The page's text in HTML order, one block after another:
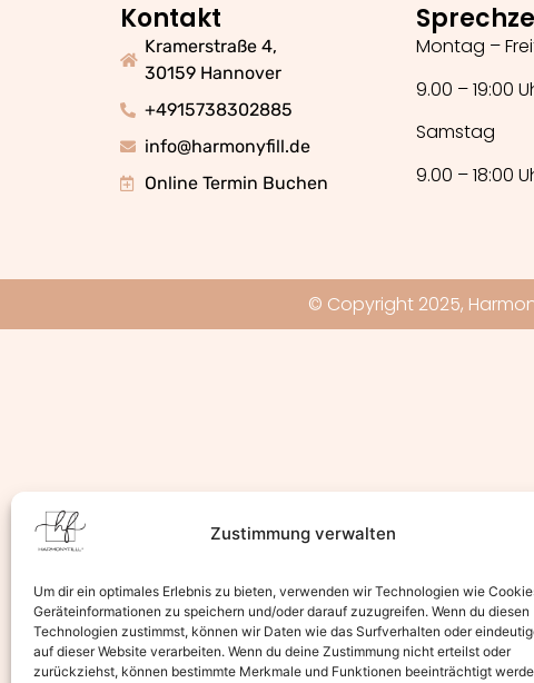
Zustimmung verwalten
Um dir ein optimales Erlebnis zu bieten, verwenden wir Technologien wie
Geräteinformationen zu speichern und/oder darauf zuzugreifen. Wenn du diesen
Technologien zustimmst, können wir Daten wie das Surfverhalten oder
auf dieser Website verarbeiten. Wenn du deine Zustimmung nicht erteilst oder
zurückziehst, können bestimmte Merkmale und Funktionen beeinträchtigt
Kontakt
Kramerstraße 4,
30159 Hannover
+4915738302885
info@harmonyfill.de
Online Termin Buchen
Montag –
9.00 – 19:00
Samstag
9.00 – 18:00
© Copyright 2025,